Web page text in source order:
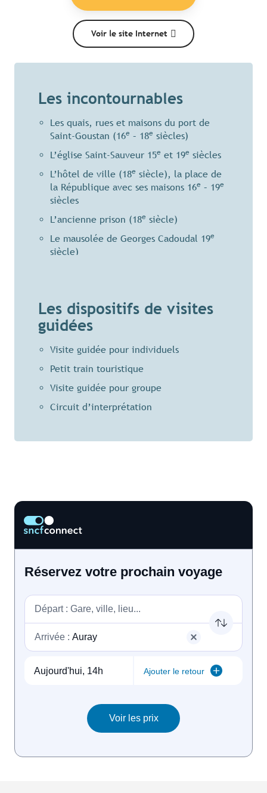
Voir le site Internet
Les incontournables
Les quais, rues et maisons du port de
Saint-Goustan (16e – 18e siècles)
L’église Saint-Sauveur 15e et 19e siècles
L’hôtel de ville (18e siècle), la place de
la République avec ses maisons 16e – 19e
siècles
L’ancienne prison (18e siècle)
Le mausolée de Georges Cadoudal 19e
siècle)
Les dispositifs de visites
guidées
Visite guidée pour individuels
Petit train touristique
Visite guidée pour groupe
Circuit d’interprétation